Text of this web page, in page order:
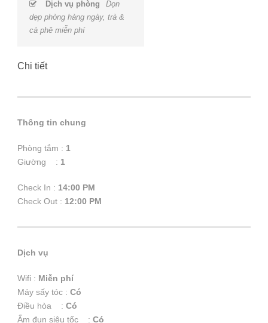
Dịch vụ phòng
Dọn
dẹp phòng hàng ngày, trà &
cà phê miễn phí
Chi tiết
Thông tin chung
Phòng tắm : 1
Giường : 1
Check In : 14:00 PM
Check Out : 12:00 PM
Dịch vụ
Wifi : Miễn phí
Máy sấy tóc : Có
Điều hòa : Có
Ấm đun siêu tốc : Có